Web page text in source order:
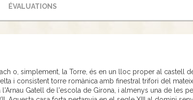
ÉVALUATIONS
o, simplement, la Torre, és en un lloc proper al castell
i consistent torre romànica amb finestral trifori del
Gatell de l'escola de Girona, i almenys una de les